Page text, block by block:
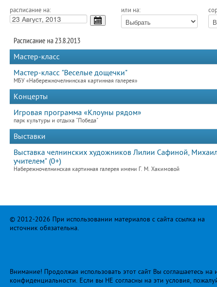
расписание на: или на:
Расписание на 23.8.2013
Мастер-класс
Мастер-класс "Веселые дощечки"
МБУ «Набережночелнинская картинная галерея»
Концерты
Игровая программа «Клоуны рядом»
парк культуры и отдыха "Победа"
Выставки
Выставка челнинских художников Лилии Сафиной,
учителем" (0+)
Набережночелнинская картинная галерея имени Г. М. Хакимовой
© 2012-2026 При использовании материалов с сайта ссылка на
источник обязательна.
Внимание! Продолжая использовать этот сайт Вы соглашаетесь
конфиденциальности. Если вы НЕ согласны на эти условия,